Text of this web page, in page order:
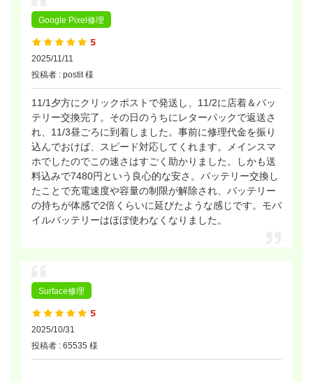
Google Pixel修理
2025/11/11
投稿者 : postit 様
11/1夕方にクリックポストで発送し、11/2に店着＆バッ
テリー交換完了。その日のうちにレターパックで返送さ
れ、11/3昼ごろに到着しました。事前に修理代金を振り
込んでおけば、スピード対応してくれます。メインスマ
ホでしたのでこの速さはすごく助かりました。しかも送
料込みで7480円という良心的な安さ。パッテリー交換し
たことで充電速度や容量の制限が解除され、バッテリー
の持ちが体感で2倍くらいに延びたような感じです。モバ
イルバッテリーはほぼ使わなくなりました。
Surface修理
2025/10/31
投稿者 : 65535 様